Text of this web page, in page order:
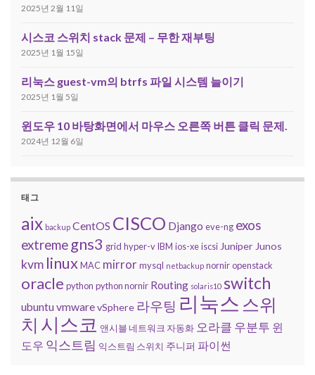
2025년 2월 11일
시스코 스위치 stack 문제 – 무한 재부팅
2025년 1월 15일
리눅스 guest-vm의 btrfs 파일 시스템 늘이기
2025년 1월 5일
윈도우 10 바탕화면에서 마우스 오른쪽 버튼 클릭 문제.
2024년 12월 6일
태그
aix backup CentOS CISCO Django eve-ng exos
extreme gns3 grid hyper-vIBM ios-xeiscsi Juniper Junos
kvm linuxMAC mirror mysql netbackup norniropenstack
oracle python python nornir Routing solaris10 switch
ubuntuvmwarevSphere 라우팅 리눅스 스위
치 시스코 앤시블 네트워크 자동화 오라클 우분투 윈
도우 익스트림 익스트림 스위치 주니퍼 파이썬